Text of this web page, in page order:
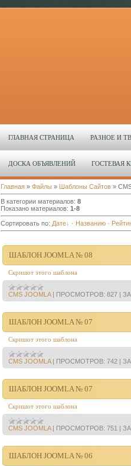
ГЛАВНАЯ СТРАНИЦА РАЗНОЕ И
ДОСКА ОБЪЯВЛЕНИЙ ГОСТЕВАЯ
Главная » Файлы » Шаблоны Сайтов »
В категории материалов: 8
Показано материалов: 1-8
Сортировать по: Дате · Названию ·
ШАБЛОН JOOMLA № 08
Скришот этого шаблона
CMS JOOMLA| ПРОСМОТРОВ: 827 |
ШАБЛОН JOOMLA № 07
Скришот этого шаблона
CMS JOOMLA| ПРОСМОТРОВ: 742 |
ШАБЛОН JOOMLA № 07
Скришот этого шаблона
CMS JOOMLA| ПРОСМОТРОВ: 751 |
ШАБЛОН JOOMLA № 06